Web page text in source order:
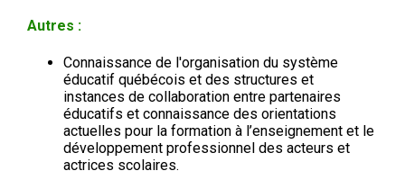
Autres :
Connaissance de l'organisation du système
éducatif québécois et des structures et
instances de collaboration entre partenaires
éducatifs et connaissance des orientations
actuelles pour la formation à l’enseignement et le
développement professionnel des acteurs et
actrices scolaires.